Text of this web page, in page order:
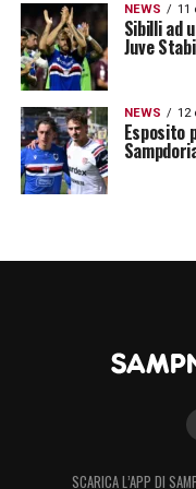
NEWS 11
Sibilli ad
Juve
NEWS 12
Esposito
SCARICA L’APP DI